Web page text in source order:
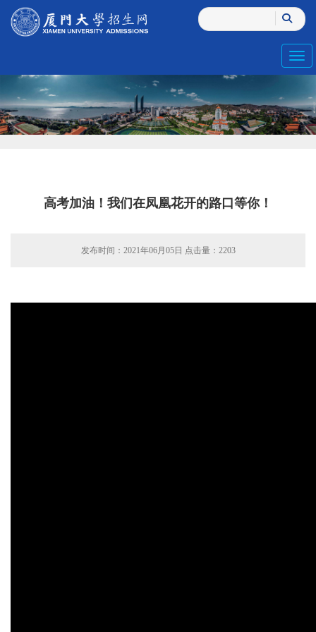
高考加油！我们在凤凰花开的路口等你！
发布时间：2021年06月05日 点击量： 2203